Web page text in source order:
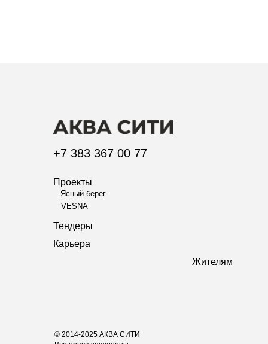
+7 383 367 00 77
Ясный берег
Проекты
© 2014-2025 АКВА СИТИ
Тендеры
Карьера
Жителям
VESNA